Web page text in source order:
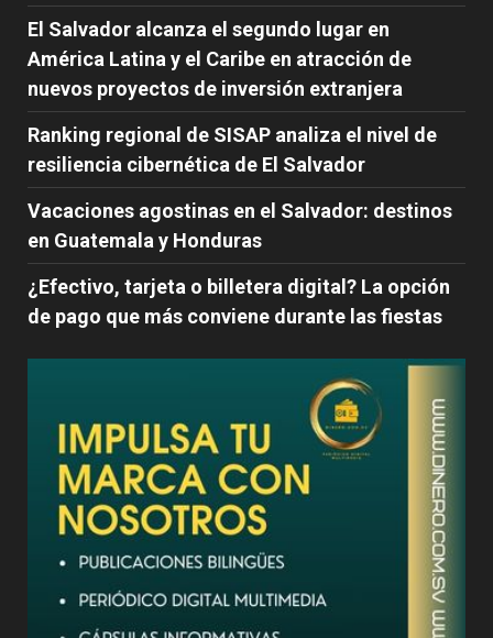
El Salvador alcanza el segundo lugar en
América Latina y el Caribe en atracción de
nuevos proyectos de inversión extranjera
Ranking regional de SISAP analiza el nivel de
resiliencia cibernética de El Salvador
Vacaciones agostinas en el Salvador: destinos
en Guatemala y Honduras
¿Efectivo, tarjeta o billetera digital? La opción
de pago que más conviene durante las fiestas